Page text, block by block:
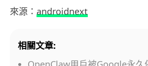
來源： androidnext
相關文章: